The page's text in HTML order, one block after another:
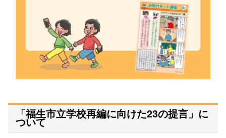
「福生市立学校再編に向けた23の提言」に
ついて